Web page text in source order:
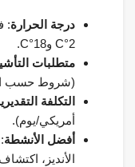
درجة الحرارة:
2°C و18°C.
متطلبات
(شروط حسب
التكلفة
أمريكي/يوم).
أفضل الأنشطة
الأنديز،